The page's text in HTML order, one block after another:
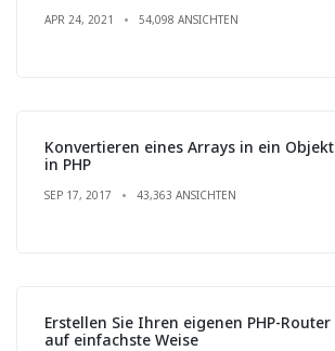
APR 24, 2021 54,098 ANSICHTEN
Konvertieren eines Arrays in ein Objekt
in PHP
SEP 17, 2017 43,363 ANSICHTEN
Erstellen Sie Ihren eigenen PHP-Router
auf einfachste Weise